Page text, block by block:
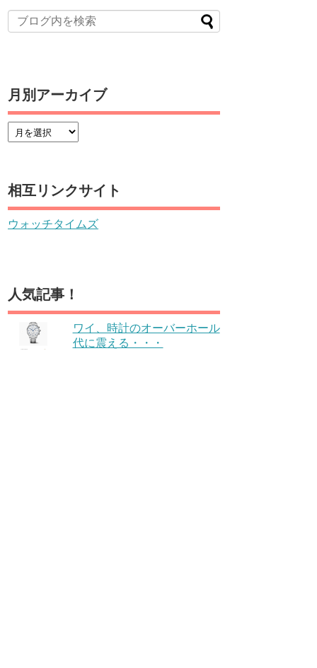
月別アーカイブ
相互リンクサイト
ウォッチタイムズ
人気記事！
ワイ、時計のオーバーホール
代に震える・・・